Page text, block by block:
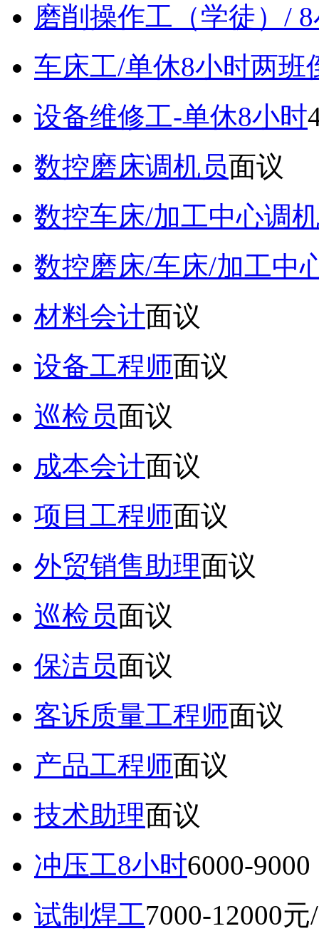
磨削操作工（学徒）/
车床工/单休8小时两班
设备维修工-单休8小时
数控磨床调机员面议
数控车床/加工中心调
数控磨床/车床/加工中
材料会计面议
设备工程师面议
巡检员面议
成本会计面议
项目工程师面议
外贸销售助理面议
巡检员面议
保洁员面议
客诉质量工程师面议
产品工程师面议
技术助理面议
冲压工8小时6000-
试制焊工7000-12000元